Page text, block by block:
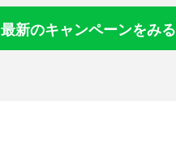
最新のキャンペーンをみる